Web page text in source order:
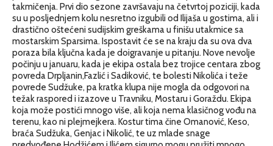
takmičenja. Prvi dio sezone završavaju na četvrtoj poziciji, kada
su u posljednjem kolu nesretno izgubili od Ilijaša u gostima, ali i
drastično oštećeni sudijskim greškama u finišu utakmice sa
mostarskim Sparsima. Ispostavit će se na kraju da su ova dva
poraza bila ključna kada je doigravanje u pitanju. Nove nevolje
počinju u januaru, kada je ekipa ostala bez trojice centara zbog
povreda Drpljanin,Fazlić i Sadiković, te bolesti Nikolića i teže
povrede Sudžuke, pa kratka klupa nije mogla da odgovori na
težak raspored i izazove u Travniku, Mostaru i Goraždu. Ekipa
koja može postići mnogo više, ali koja nema klasičnog vođu na
terenu, kao ni plejmejkera. Kostur tima čine Omanović, Keso,
braća Sudžuka, Genjac i Nikolić, te uz mlade snage